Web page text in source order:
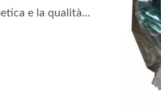
e la qualità...